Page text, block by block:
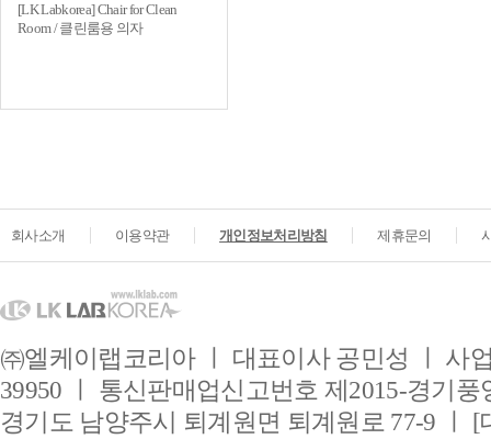
[LK Labkorea] Chair for Clean
Room / 클린룸용 의자
회사소개 이용약관 개인정보처리방침 제휴문의
㈜엘케이랩코리아 ㅣ 대표이사 공민성 ㅣ 사
39950 ㅣ 통신판매업신고번호 제2015-경기풍
경기도 남양주시 퇴계원면 퇴계원로 77-9 ㅣ [